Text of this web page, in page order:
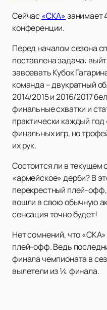
Сейчас«СКА»занимает
конференции.
Перед началом сезона
поставлена задача:
завоевать Кубок
команда – двукратный
2014/2015 и 2016/2017
финальные схватки и
практически каждый
финальных игр, но
их рук.
Состоится ли в текущем
«армейское» дерби? В
перекрестный плей-
вошли в свою обычную
сенсация точно будет!
Нет сомнений, что
плей-офф. Ведь
финала чемпионата в
вылетели из ¼ финала.